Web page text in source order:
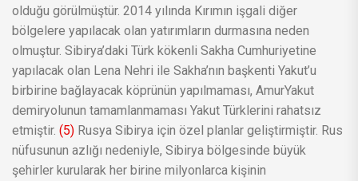
olduğu görülmüştür. 2014 yılında Kırımın işgali diğer
bölgelere yapılacak olan yatırımların durmasına neden
olmuştur. Sibirya’daki Türk kökenli Sakha Cumhuriyetine
yapılacak olan Lena Nehri ile Sakha’nın başkenti Yakut’u
birbirine bağlayacak köprünün yapılmaması, AmurYakut
demiryolunun tamamlanmaması Yakut Türklerini rahatsız
etmiştir. (5) Rusya Sibirya için özel planlar geliştirmiştir. Rus
nüfusunun azlığı nedeniyle, Sibirya bölgesinde büyük
şehirler kurularak her birine milyonlarca kişinin